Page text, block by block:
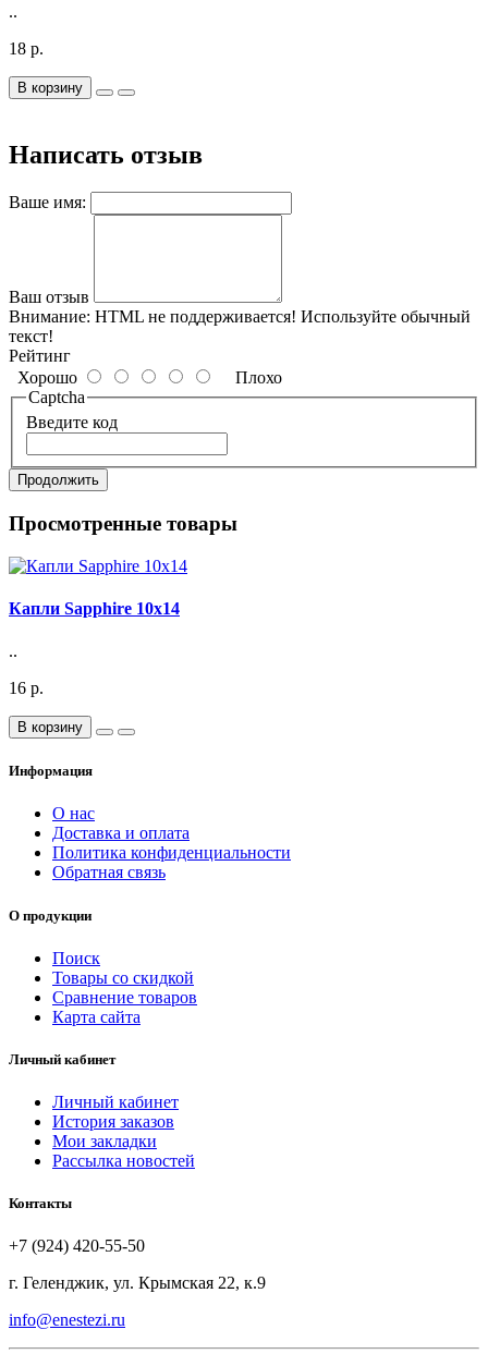
..
18 р.
В корзину
Написать отзыв
Ваше имя:
Ваш отзыв
Внимание: HTML не поддерживается! Используйте обычный
текст!
Рейтинг
Хорошо
Плохо
Captcha
Введите код
Продолжить
Просмотренные товары
Капли Sapphire 10x14
..
16 р.
В корзину
Информация
О нас
Доставка и оплата
Политика конфиденциальности
Обратная связь
О продукции
Поиск
Товары со скидкой
Сравнение товаров
Карта сайта
Личный кабинет
Личный кабинет
История заказов
Мои закладки
Рассылка новостей
Контакты
+7 (924) 420-55-50
г. Геленджик, ул. Крымская 22, к.9
info@enestezi.ru